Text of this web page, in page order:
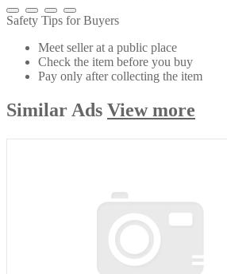
Safety Tips for Buyers
Meet seller at a public place
Check the item before you buy
Pay only after collecting the item
Similar Ads View more